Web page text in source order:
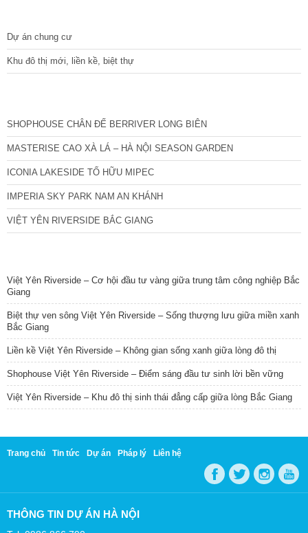
Dự án chung cư
Khu đô thị mới, liền kề, biệt thự
SHOPHOUSE CHÂN ĐẾ BERRIVER LONG BIÊN
MASTERISE CAO XÀ LÁ – HÀ NỘI SEASON GARDEN
ICONIA LAKESIDE TỐ HỮU MIPEC
IMPERIA SKY PARK NAM AN KHÁNH
VIỆT YÊN RIVERSIDE BẮC GIANG
Việt Yên Riverside – Cơ hội đầu tư vàng giữa trung tâm công nghiệp Bắc
Giang
Biệt thự ven sông Việt Yên Riverside – Sống thượng lưu giữa miền xanh
Bắc Giang
Liền kề Việt Yên Riverside – Không gian sống xanh giữa lòng đô thị
Shophouse Việt Yên Riverside – Điểm sáng đầu tư sinh lời bền vững
Việt Yên Riverside – Khu đô thị sinh thái đẳng cấp giữa lòng Bắc Giang
Trang chủ Tin tức Dự án Pháp lý Liên hệ
THÔNG TIN DỰ ÁN HÀ NỘI